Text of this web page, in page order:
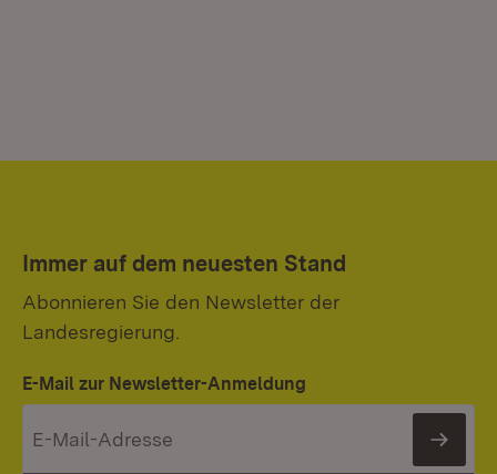
Immer auf dem neuesten Stand
Abonnieren Sie den Newsletter der
Landesregierung.
E-Mail zur Newsletter-Anmeldung